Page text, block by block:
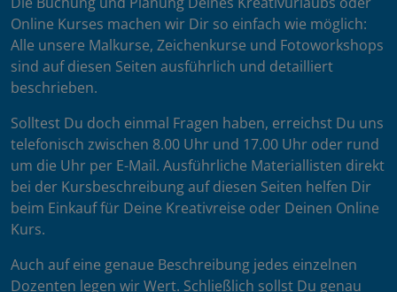
Online Kurses machen wir Dir so einfach wie möglich:
Alle unsere Malkurse, Zeichenkurse und Fotoworkshops
sind auf diesen Seiten ausführlich und detailliert
beschrieben.
Solltest Du doch einmal Fragen haben, erreichst Du uns
telefonisch zwischen 8.00 Uhr und 17.00 Uhr oder rund
um die Uhr per E-Mail. Ausführliche Materiallisten direkt
bei der Kursbeschreibung auf diesen Seiten helfen Dir
beim Einkauf für Deine Kreativreise oder Deinen Online
Kurs.
Auch auf eine genaue Beschreibung jedes einzelnen
Dozenten legen wir Wert. Schließlich sollst Du genau